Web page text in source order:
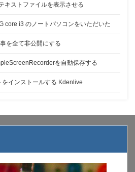
キストファイルを表示させる
core i3 のノートパソコンをいただいた
を全て非公開にする
を自動保存する
インストールする Kdenlive